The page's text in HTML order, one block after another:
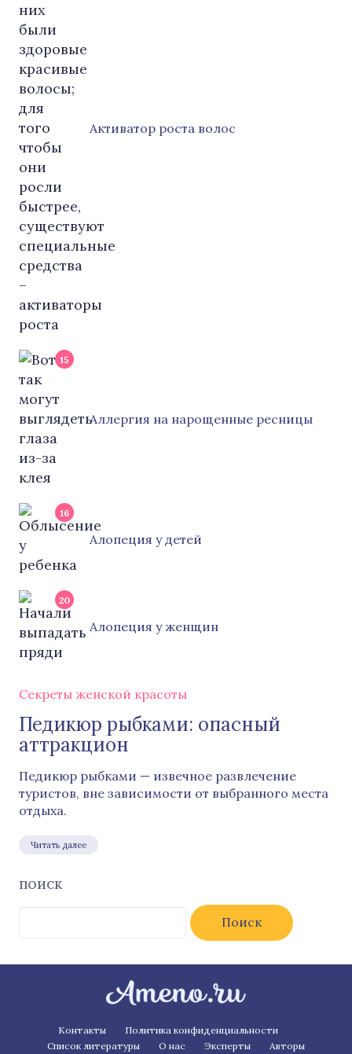
Активатор роста волос
15
Аллергия на нарощенные ресницы
16
Алопеция у детей
20
Алопеция у женщин
Секреты женской красоты
Педикюр рыбками: опасный
аттракцион
Педикюр рыбками — извечное развлечение
туристов, вне зависимости от выбранного места
отдыха.
Читать далее
ПОИСК
Контакты
Политика конфиденциальности
Список литературы
О нас Эксперты Авторы